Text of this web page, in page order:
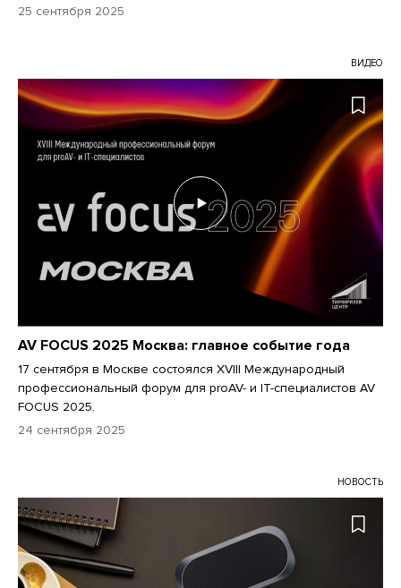
25 сентября 2025
ВИДЕО
AV FOCUS 2025 Москва: главное событие года
17 сентября в Москве состоялся XVIII Международный
профессиональный форум для proAV- и IT-специалистов AV
FOCUS 2025.
24 сентября 2025
НОВОСТЬ